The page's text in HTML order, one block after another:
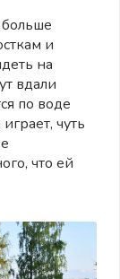
больше
и
на
вдали
по воде
чуть
что ей